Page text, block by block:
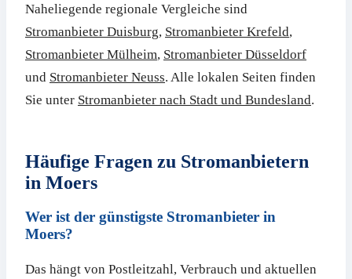
Naheliegende regionale Vergleiche sind
Stromanbieter Duisburg, Stromanbieter Krefeld,
Stromanbieter Mülheim, Stromanbieter Düsseldorf
und Stromanbieter Neuss. Alle lokalen Seiten finden
Sie unter Stromanbieter nach Stadt und Bundesland.
Häufige Fragen zu Stromanbietern
in Moers
Wer ist der günstigste Stromanbieter in
Moers?
Das hängt von Postleitzahl, Verbrauch und aktuellen